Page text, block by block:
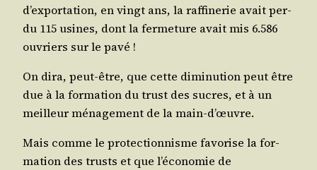
d’exportation, en vingt ans, la raf­fi­ne­rie avait per­
du 115 usines, dont la fer­me­ture avait mis 6.586
ouvriers sur le pavé !
On dira, peut-être, que cette dimi­nu­tion peut être
due à la for­ma­tion du trust des sucres, et à un
meilleur ména­ge­ment de la main‑d’œuvre.
Mais comme le pro­tec­tion­nisme favo­rise la for­
ma­tion des trusts et que l’économie de